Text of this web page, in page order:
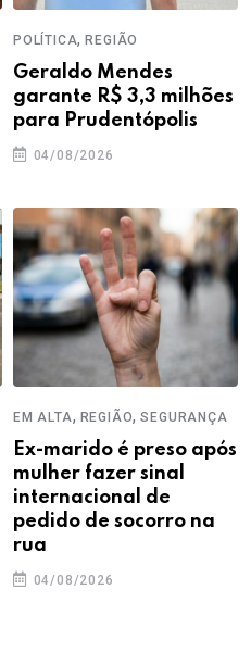
POLÍTICA,REGIÃO
Geraldo Mendes
garante R$ 3,3 milhões
para Prudentópolis
04/08/2026
EM ALTA, REGIÃO,SEGURANÇA
Ex-marido é preso após
mulher fazer sinal
internacional de
pedido de socorro na
rua
04/08/2026